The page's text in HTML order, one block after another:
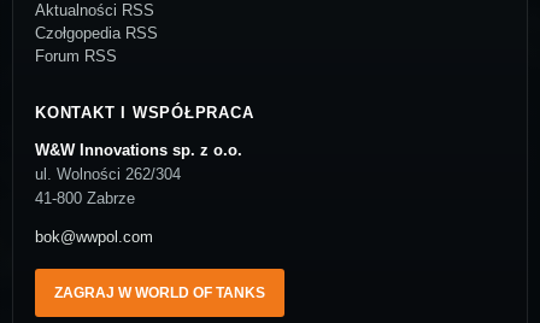
Aktualności RSS
Czołgopedia RSS
Forum RSS
KONTAKT I WSPÓŁPRACA
W&W Innovations sp. z o.o.
ul. Wolności 262/304
41-800 Zabrze
bok@wwpol.com
ZAGRAJ W WORLD OF TANKS